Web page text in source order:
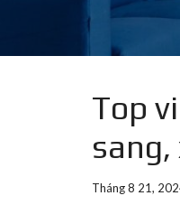
Top
sang,
Tháng 8 21,